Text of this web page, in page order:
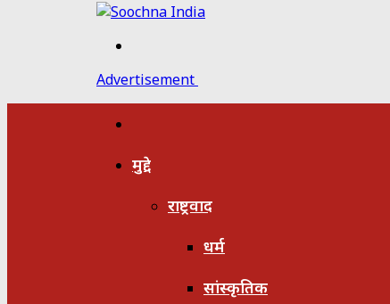
Advertisement
मुद्दे
राष्ट्रवाद
धर्म
सांस्कृतिक